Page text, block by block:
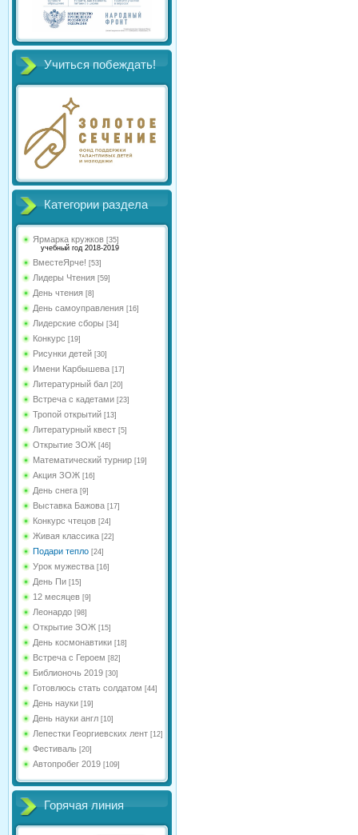
Учиться побеждать!
Категории раздела
Ярмарка кружков [35]
учебный год 2018-2019
ВместеЯрче! [53]
Лидеры Чтения [59]
День чтения [8]
День самоуправления [16]
Лидерские сборы [34]
Конкурс [19]
Рисунки детей [30]
Имени Карбышева [17]
Литературный бал [20]
Встреча с кадетами [23]
Тропой открытий [13]
Литературный квест [5]
Открытие ЗОЖ [46]
Математический турнир [19]
Акция ЗОЖ [16]
День снега [9]
Выставка Бажова [17]
Конкурс чтецов [24]
Живая классика [22]
Подари тепло [24]
Урок мужества [16]
День Пи [15]
12 месяцев [9]
Леонардо [98]
Открытие ЗОЖ [15]
День космонавтики [18]
Встреча с Героем [82]
Библионочь 2019 [30]
Готовлюсь стать солдатом [44]
День науки [19]
День науки англ [10]
Лепестки Георгиевских лент [12]
Фестиваль [20]
Автопробег 2019 [109]
Горячая линия